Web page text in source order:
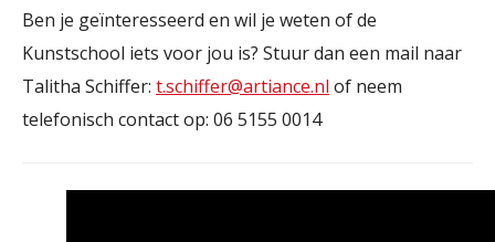
Ben je geïnteresseerd en wil je weten of de
Kunstschool iets voor jou is? Stuur dan een mail naar
Talitha Schiffer: t.schiffer@artiance.nl of neem
telefonisch contact op: 06 5155 0014